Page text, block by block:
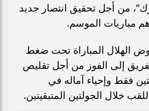
من أجل تحقيق انتصار جديد
مباريات الموسم.
الهلال المباراة تحت ضغط
إلى الفوز من أجل تقليص
فقط وإحياء آماله في
خلال الجولتين المتبقيتين.